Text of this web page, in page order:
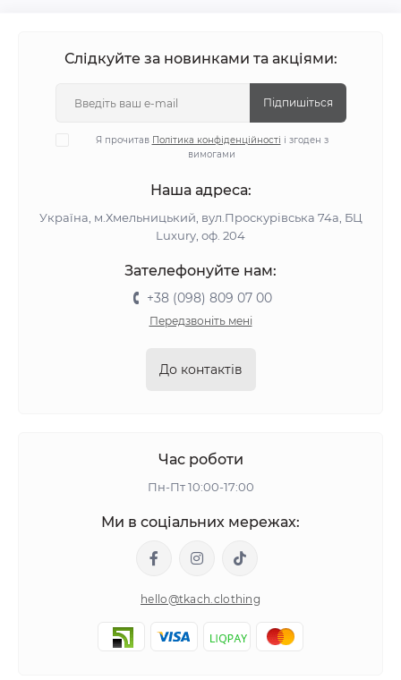
Слідкуйте за новинками та акціями:
Підпишіться
Я прочитав Політика конфіденційності і згоден з
вимогами
Наша адреса:
Україна, м.Хмельницький, вул.Проскурівська 74а, БЦ
Luxury, оф. 204
Зателефонуйте нам:
+38 (098) 809 07 00
Передзвоніть мені
До контактів
Час роботи
Пн-Пт 10:00-17:00
Ми в соціальних мережах:
hello@tkach.clothing